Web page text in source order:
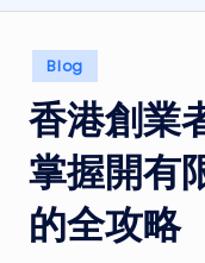
Posted
in
Blog
香港創業
掌握開有
的全攻略